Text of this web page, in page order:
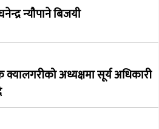
न्यौपाने बिजयी
अध्यक्षमा सूर्य अधिकारी